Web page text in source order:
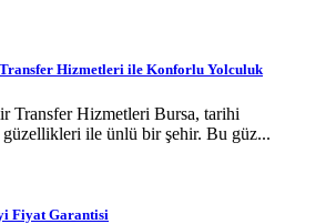
Hizmetleri ile Konforlu Yolculuk
Transfer Hizmetleri Bursa, tarihi
ile ünlü bir şehir. Bu güz...
Fiyat Garantisi